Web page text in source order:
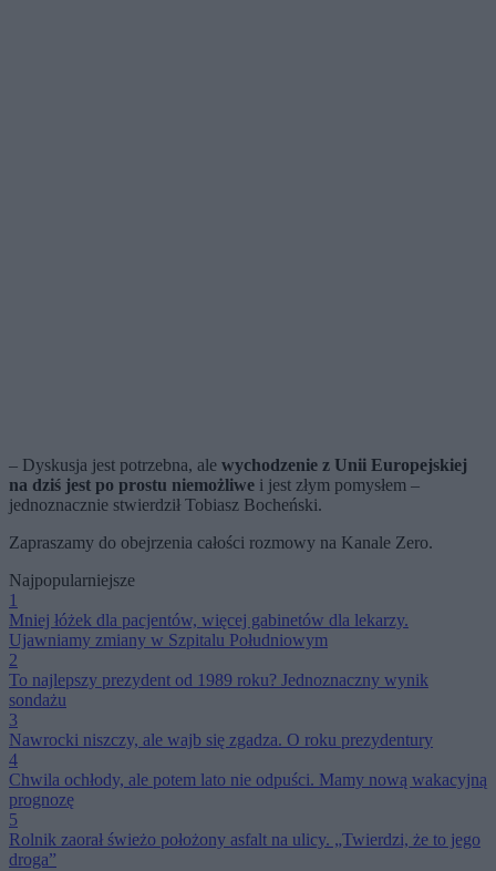
– Dyskusja jest potrzebna, ale wychodzenie z Unii Europejskiej
na dziś jest po prostu niemożliwe i jest złym pomysłem –
jednoznacznie stwierdził Tobiasz Bocheński.
Zapraszamy do obejrzenia całości rozmowy na Kanale Zero.
Najpopularniejsze
1
Mniej łóżek dla pacjentów, więcej gabinetów dla lekarzy.
Ujawniamy zmiany w Szpitalu Południowym
2
To najlepszy prezydent od 1989 roku? Jednoznaczny wynik
sondażu
3
Nawrocki niszczy, ale wajb się zgadza. O roku prezydentury
4
Chwila ochłody, ale potem lato nie odpuści. Mamy nową wakacyjną
prognozę
5
Rolnik zaorał świeżo położony asfalt na ulicy. „Twierdzi, że to jego
droga”